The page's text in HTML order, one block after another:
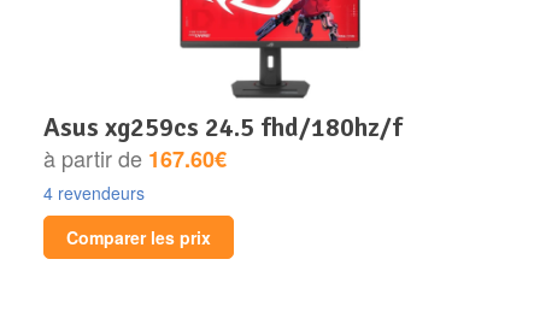
asus xg259cs 24.5 fhd/180hz/f
à partir de 167.60€
4 revendeurs
Comparer les prix